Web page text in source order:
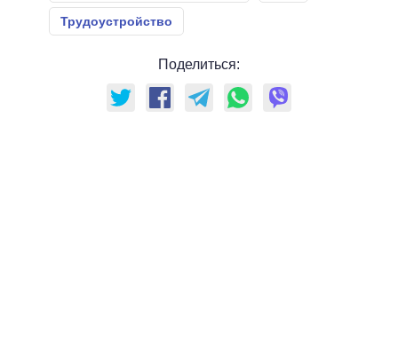
Трудоустройство
Поделиться: